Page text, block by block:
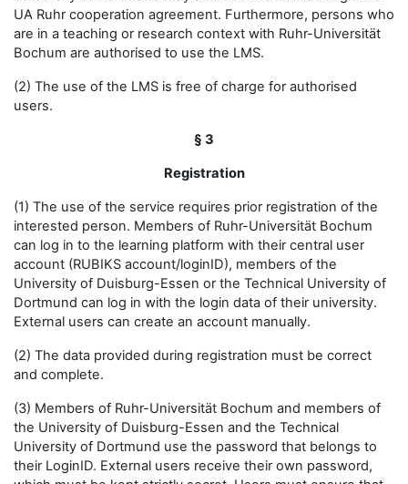
UA Ruhr cooperation agreement. Furthermore, persons who
are in a teaching or research context with Ruhr-Universität
Bochum are authorised to use the LMS.
(2) The use of the LMS is free of charge for authorised
users.
§ 3
Registration
(1) The use of the service requires prior registration of the
interested person. Members of Ruhr-Universität Bochum
can log in to the learning platform with their central user
account (RUBIKS account/loginID), members of the
University of Duisburg-Essen or the Technical University of
Dortmund can log in with the login data of their university.
External users can create an account manually.
(2) The data provided during registration must be correct
and complete.
(3) Members of Ruhr-Universität Bochum and members of
the University of Duisburg-Essen and the Technical
University of Dortmund use the password that belongs to
their LoginID. External users receive their own password,